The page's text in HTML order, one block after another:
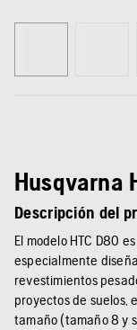
Husqvarna
Descripción del
El modelo HTC D80
especialmente
revestimientos
proyectos de suelos,
tamaño (tamaño 8 y